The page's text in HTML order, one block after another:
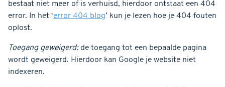
bestaat niet meer of is verhuisd, hierdoor ontstaat een 404
error. In het ‘error 404 blog’ kun je lezen hoe je 404 fouten
oplost.
Toegang geweigerd: de toegang tot een bepaalde pagina
wordt geweigerd. Hierdoor kan Google je website niet
indexeren.